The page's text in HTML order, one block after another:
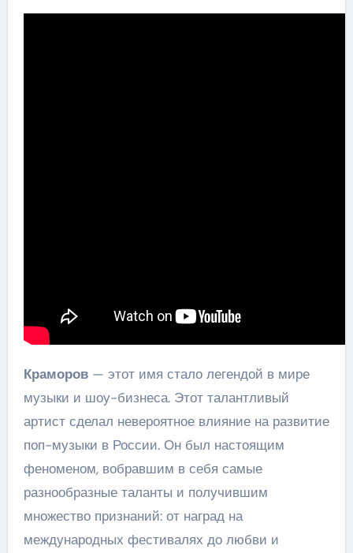
Краморов— этот имя стало легендой в мире
музыки и шоу-бизнеса. Этот талантливый
артист сделал невероятное влияние на развитие
поп-музыки в России. Он был настоящим
феноменом, вобравшим в себя самые
разнообразные таланты и получившим
множество признаний: от наград на
международных фестивалях до любви и